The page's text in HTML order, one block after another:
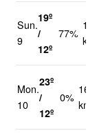
Sun.
9
19º
/
12º
77%
17
Mon.
10
23º
/
12º
0%
16
km/